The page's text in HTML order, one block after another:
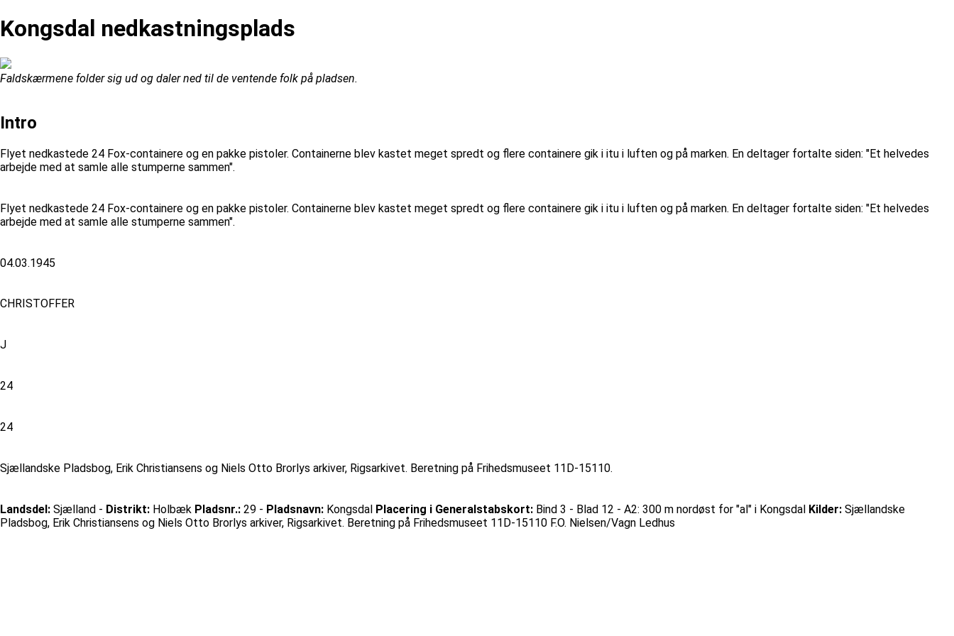
Kongsdal nedkastningsplads
Faldskærmene folder sig ud og daler ned til de ventende folk på pladsen.
Intro
Flyet nedkastede 24 Fox-containere og en pakke pistoler. Containerne blev kastet meget spredt og flere containere gik i itu i luften og på marken. En deltager fortalte siden: "Et helvedes
arbejde med at samle alle stumperne sammen".
Flyet nedkastede 24 Fox-containere og en pakke pistoler. Containerne blev kastet meget spredt og flere containere gik i itu i luften og på marken. En deltager fortalte siden: "Et helvedes
arbejde med at samle alle stumperne sammen".
04.03.1945
CHRISTOFFER
J
24
24
Sjællandske Pladsbog, Erik Christiansens og Niels Otto Brorlys arkiver, Rigsarkivet. Beretning på Frihedsmuseet 11D-15110.
Landsdel: Sjælland - Distrikt: Holbæk Pladsnr.: 29 - Pladsnavn: Kongsdal Placering i Generalstabskort: Bind 3 - Blad 12 - A2: 300 m nordøst for "al" i Kongsdal Kilder: Sjællandske
Pladsbog, Erik Christiansens og Niels Otto Brorlys arkiver, Rigsarkivet. Beretning på Frihedsmuseet 11D-15110 F.O. Nielsen/Vagn Ledhus